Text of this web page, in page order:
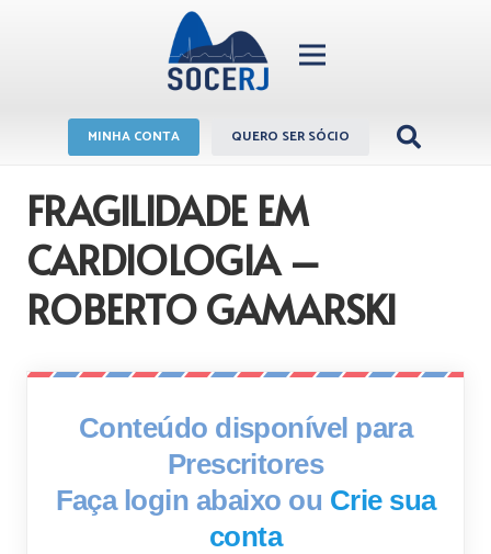
MINHA CONTA QUERO SER SÓCIO
FRAGILIDADE EM
CARDIOLOGIA –
ROBERTO GAMARSKI
Conteúdo disponível para
Prescritores
Faça login abaixo ou Crie sua
conta